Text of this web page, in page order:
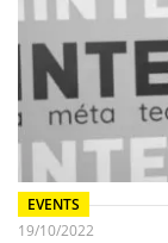
EVENTS
19/10/2022